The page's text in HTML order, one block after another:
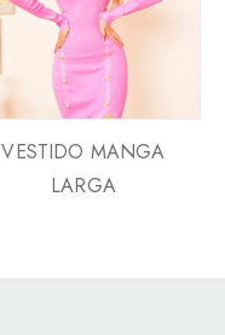
VESTIDO MANGA
LARGA